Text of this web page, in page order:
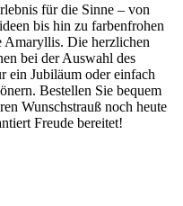
für die Sinne – von
bis hin zu farbenfrohen
Amaryllis. Die herzlichen
bei der Auswahl des
ein Jubiläum oder einfach
Bestellen Sie bequem
Wunschstrauß noch heute
Freude bereitet!